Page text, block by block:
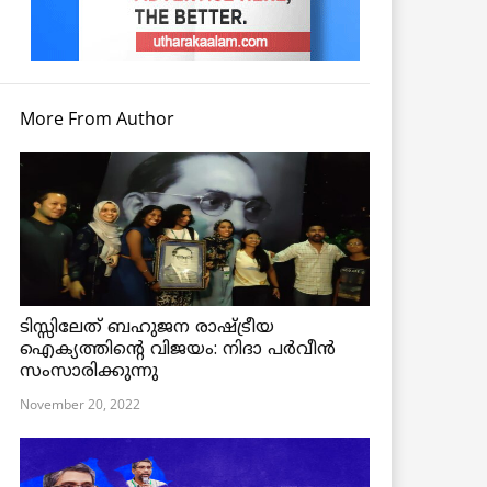
More From Author
ടിസ്സിലേത് ബഹുജന രാഷ്ട്രീയ
ഐക്യത്തിന്റെ വിജയം: നിദാ പർവീൻ
സംസാരിക്കുന്നു
November 20, 2022